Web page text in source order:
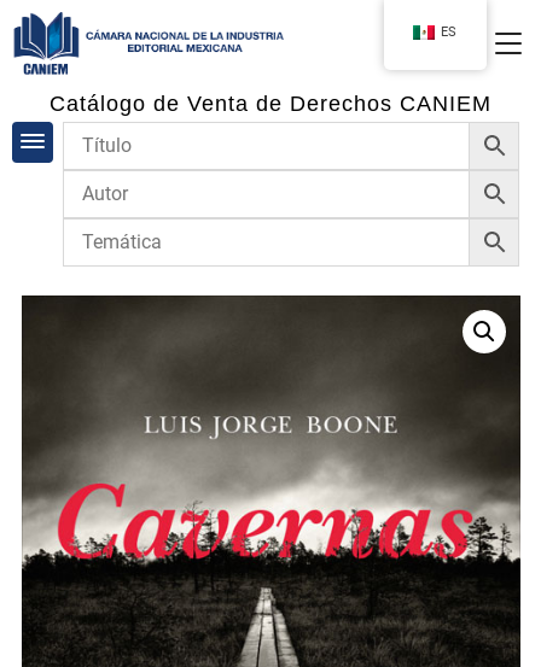
Catálogo de Venta de Derechos CANIEM
ES